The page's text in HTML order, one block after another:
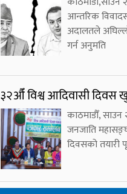
आन्तरिक
अदालतले
गर्न अनुमति
३२औँ विश्व आदिवासी दिवस
काठमाडौँ,
जनजाति
दिवसको तयारी